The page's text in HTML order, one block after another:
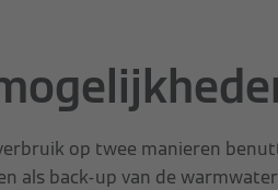
op twee manieren
als back-up van de